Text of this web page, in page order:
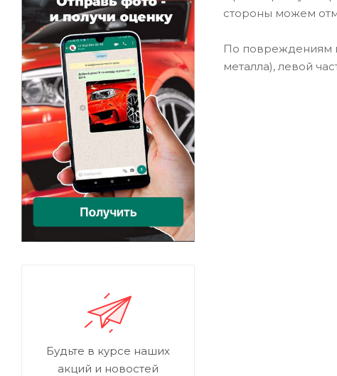
стороны можем
По повреждениям
металла), левой
Будьте в курсе наших
акций и новостей